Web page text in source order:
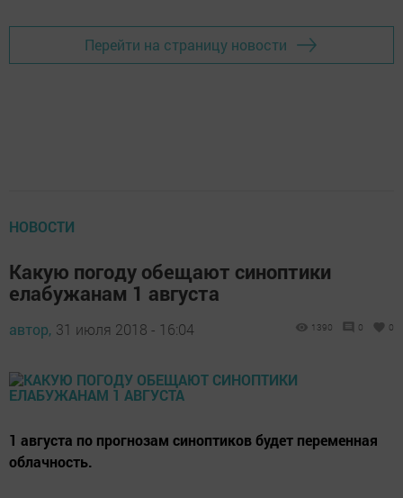
Перейти на страницу новости
НОВОСТИ
Какую погоду обещают синоптики
елабужанам 1 августа
автор, 31 июля 2018 - 16:04 1390 0 0
1 августа по прогнозам синоптиков будет переменная
облачность.